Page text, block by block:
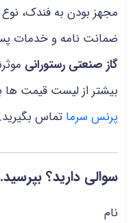
مجهز بودن به فندک،
ضمانت نامه و خدمات
گاز صنعتی رستورانی
بیشتر از لیست قیمت
پرنس سرما تماس بگیرید.
سوالی دارید؟
نام